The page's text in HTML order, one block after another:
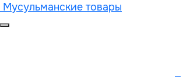
Мусульманские товары